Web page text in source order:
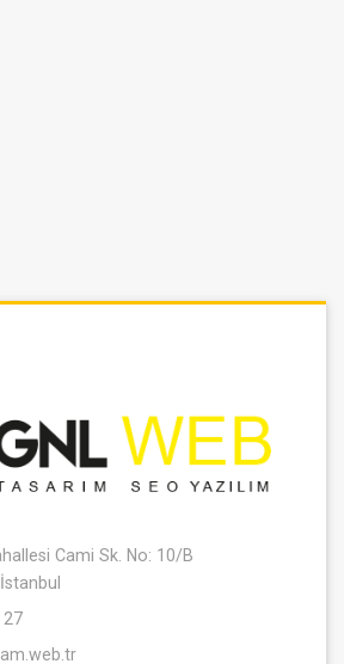
Cami Sk. No: 10/B
27